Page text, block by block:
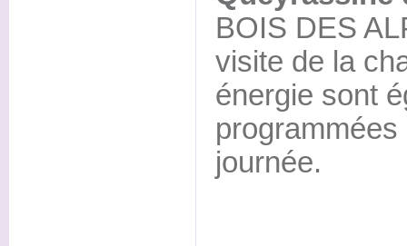
BOIS DES
visite de la
énergie sont
journée.